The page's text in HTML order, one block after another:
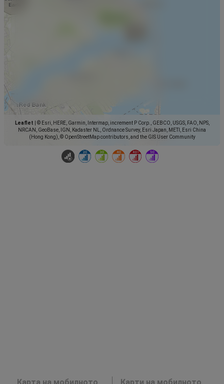
Leaflet
© Esri, HERE, Garmin, Intermap, increment P Corp., GEBCO, USGS, FAO, NPS,
NRCAN, GeoBase, IGN, Kadaster NL, Ordnance Survey, Esri Japan, METI, Esri China
(Hong Kong), © OpenStreetMap contributors, and the GIS User Community